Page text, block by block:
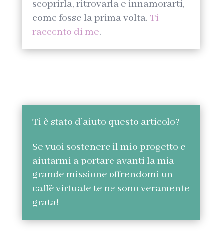
scoprirla, ritrovarla e innamorarti,
come fosse la prima volta. Ti
racconto di me.
Ti è stato d’aiuto questo articolo?
Se vuoi sostenere il mio progetto e
aiutarmi a portare avanti la mia
grande missione offrendomi un
caffè virtuale te ne sono veramente
grata!